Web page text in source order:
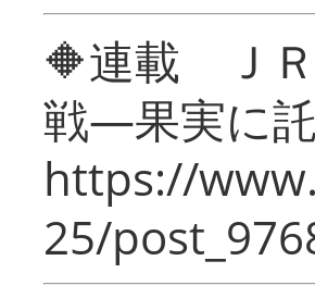
🔶連載 ＪＲ
戦―果実に
https://
25/